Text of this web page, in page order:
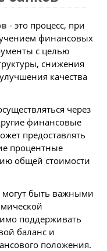
- это процесс, при
финансовых
с целью
снижения
качества
через
финансовые
предоставлять
процентные
общей стоимости
могут быть важными
поддерживать
баланс и
положения.